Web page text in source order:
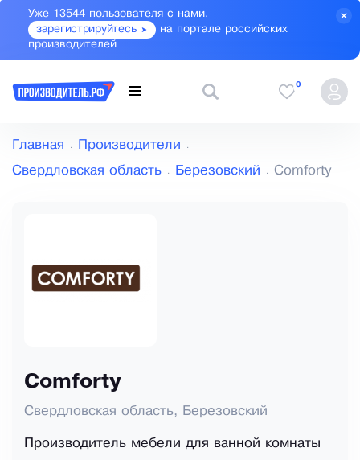
Уже 13544 пользователя с нами,
зарегистрируйтесь
на портале российских
производителей
0
Главная Производители
Свердловская область Березовский Comforty
Comforty
Свердловская область, Березовский
Производитель мебели для ванной комнаты